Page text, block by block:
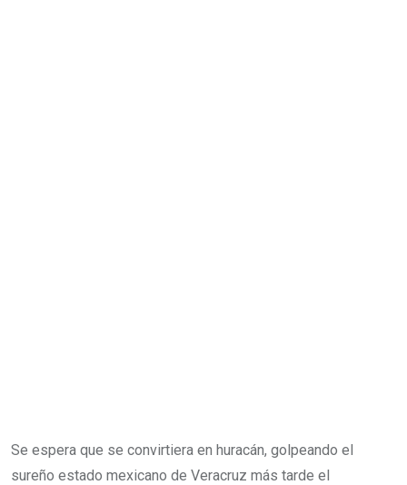
Se espera que se convirtiera en huracán, golpeando el
sureño estado mexicano de Veracruz más tarde el